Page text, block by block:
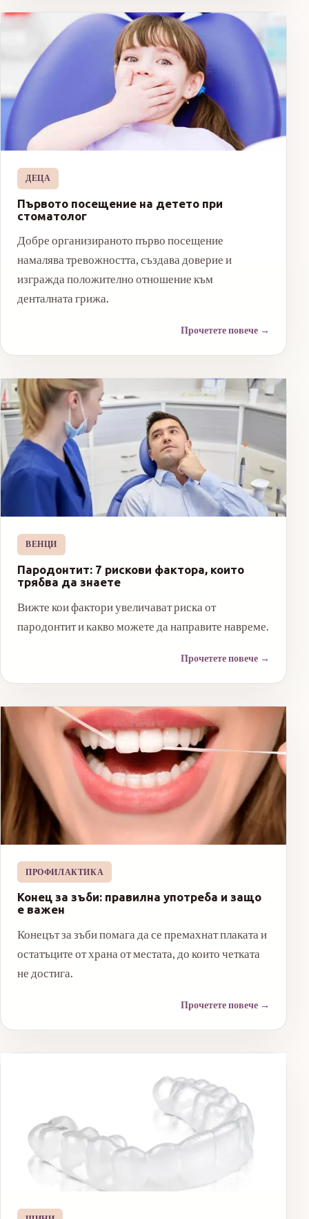
ДЕЦА
Първото посещение на детето при
стоматолог
Добре организираното първо посещение
намалява тревожността, създава доверие и
изгражда положително отношение към
денталната грижа.
Прочетете повече →
ВЕНЦИ
Пародонтит: 7 рискови фактора, които
трябва да знаете
Вижте кои фактори увеличават риска от
пародонтит и какво можете да направите навреме.
Прочетете повече →
ПРОФИЛАКТИКА
Конец за зъби: правилна употреба и защо
е важен
Конецът за зъби помага да се премахнат плаката и
остатъците от храна от местата, до които четката
не достига.
Прочетете повече →